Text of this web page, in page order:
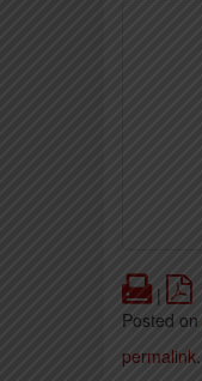
Print
|
Posted on
permalink.